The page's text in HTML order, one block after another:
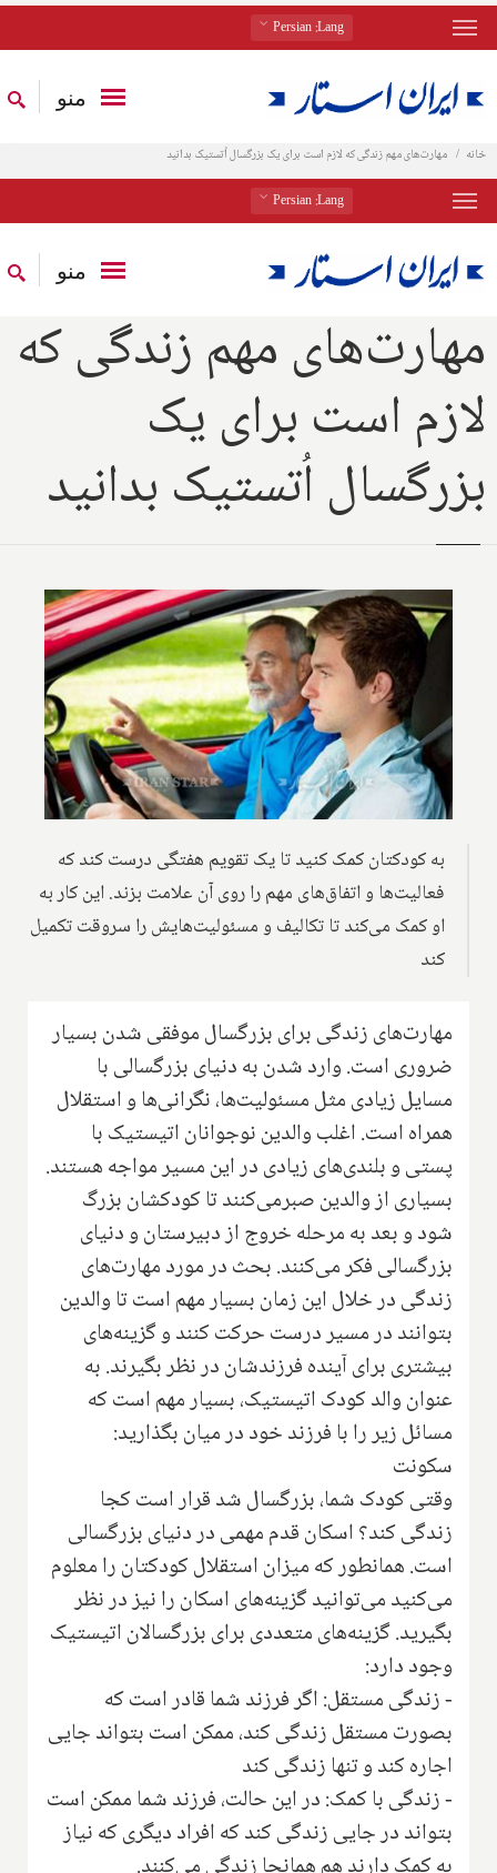
Lang
: Persian
منو
خانه مهارت‌های مهم زندگی که لازم است برای یک بزرگسال اُتستیک بدانید
Lang
: Persian
منو
مهارت‌های مهم زندگی که
لازم است برای یک
بزرگسال اُتستیک بدانید
به کودکتان کمک کنید تا یک تقویم هفتگی درست کند که
فعالیت‌ها و اتفاق‌های مهم را روی آن علامت بزند. این کار به
او کمک می‌کند تا تکالیف و مسئولیت‌هایش را سروقت تکمیل
کند
مهارت‌های زندگی برای بزرگسال موفقی شدن بسیار
ضروری است. وارد شدن به دنیای بزرگسالی با
مسايل زیادی مثل مسئولیت‌ها، نگرانی‌ها و استقلال
همراه است. اغلب والدین نوجوانان اتیستیک با
پستی و بلندی‌های زیادی در این مسیر مواجه هستند.
بسیاری از والدین صبرمی‌کنند تا کودکشان بزرگ
شود و بعد به مرحله خروج از دبیرستان و دنیای
بزرگسالی فکر می‌کنند. بحث در مورد مهارت‌های
زندگی در خلال این زمان بسیار مهم است تا ‌والدین
بتوانند در مسیر درست حرکت کنند و گزینه‌های
بیشتری برای آینده فرزندشان در نظر بگیرند. به
عنوان والد کودک اتیستیک، بسیار مهم است که
مسائل زیر را با فرزند خود در میان بگذارید:
سکونت
وقتی کودک شما، بزرگسال شد قرار است کجا
زندگی کند؟ اسکان قدم مهمی در دنیای بزرگسالی
است. همانطور که میزان استقلال کودکتان را معلوم
می‌کنید می‌توانید گزینه‌های اسکان را نیز در نظر
بگیرید. گزینه‌های متعددی برای بزرگسالان اتیستیک
وجود دارد:
- زندگی مستقل: اگر فرزند شما قادر است که
بصورت مستقل زندگی کند، ممکن است بتواند جایی
اجاره کند و تنها زندگی کند
- زندگی با کمک: در این حالت،‌ فرزند شما ممکن است
بتواند در جایی زندگی کند که افراد دیگری که نیاز